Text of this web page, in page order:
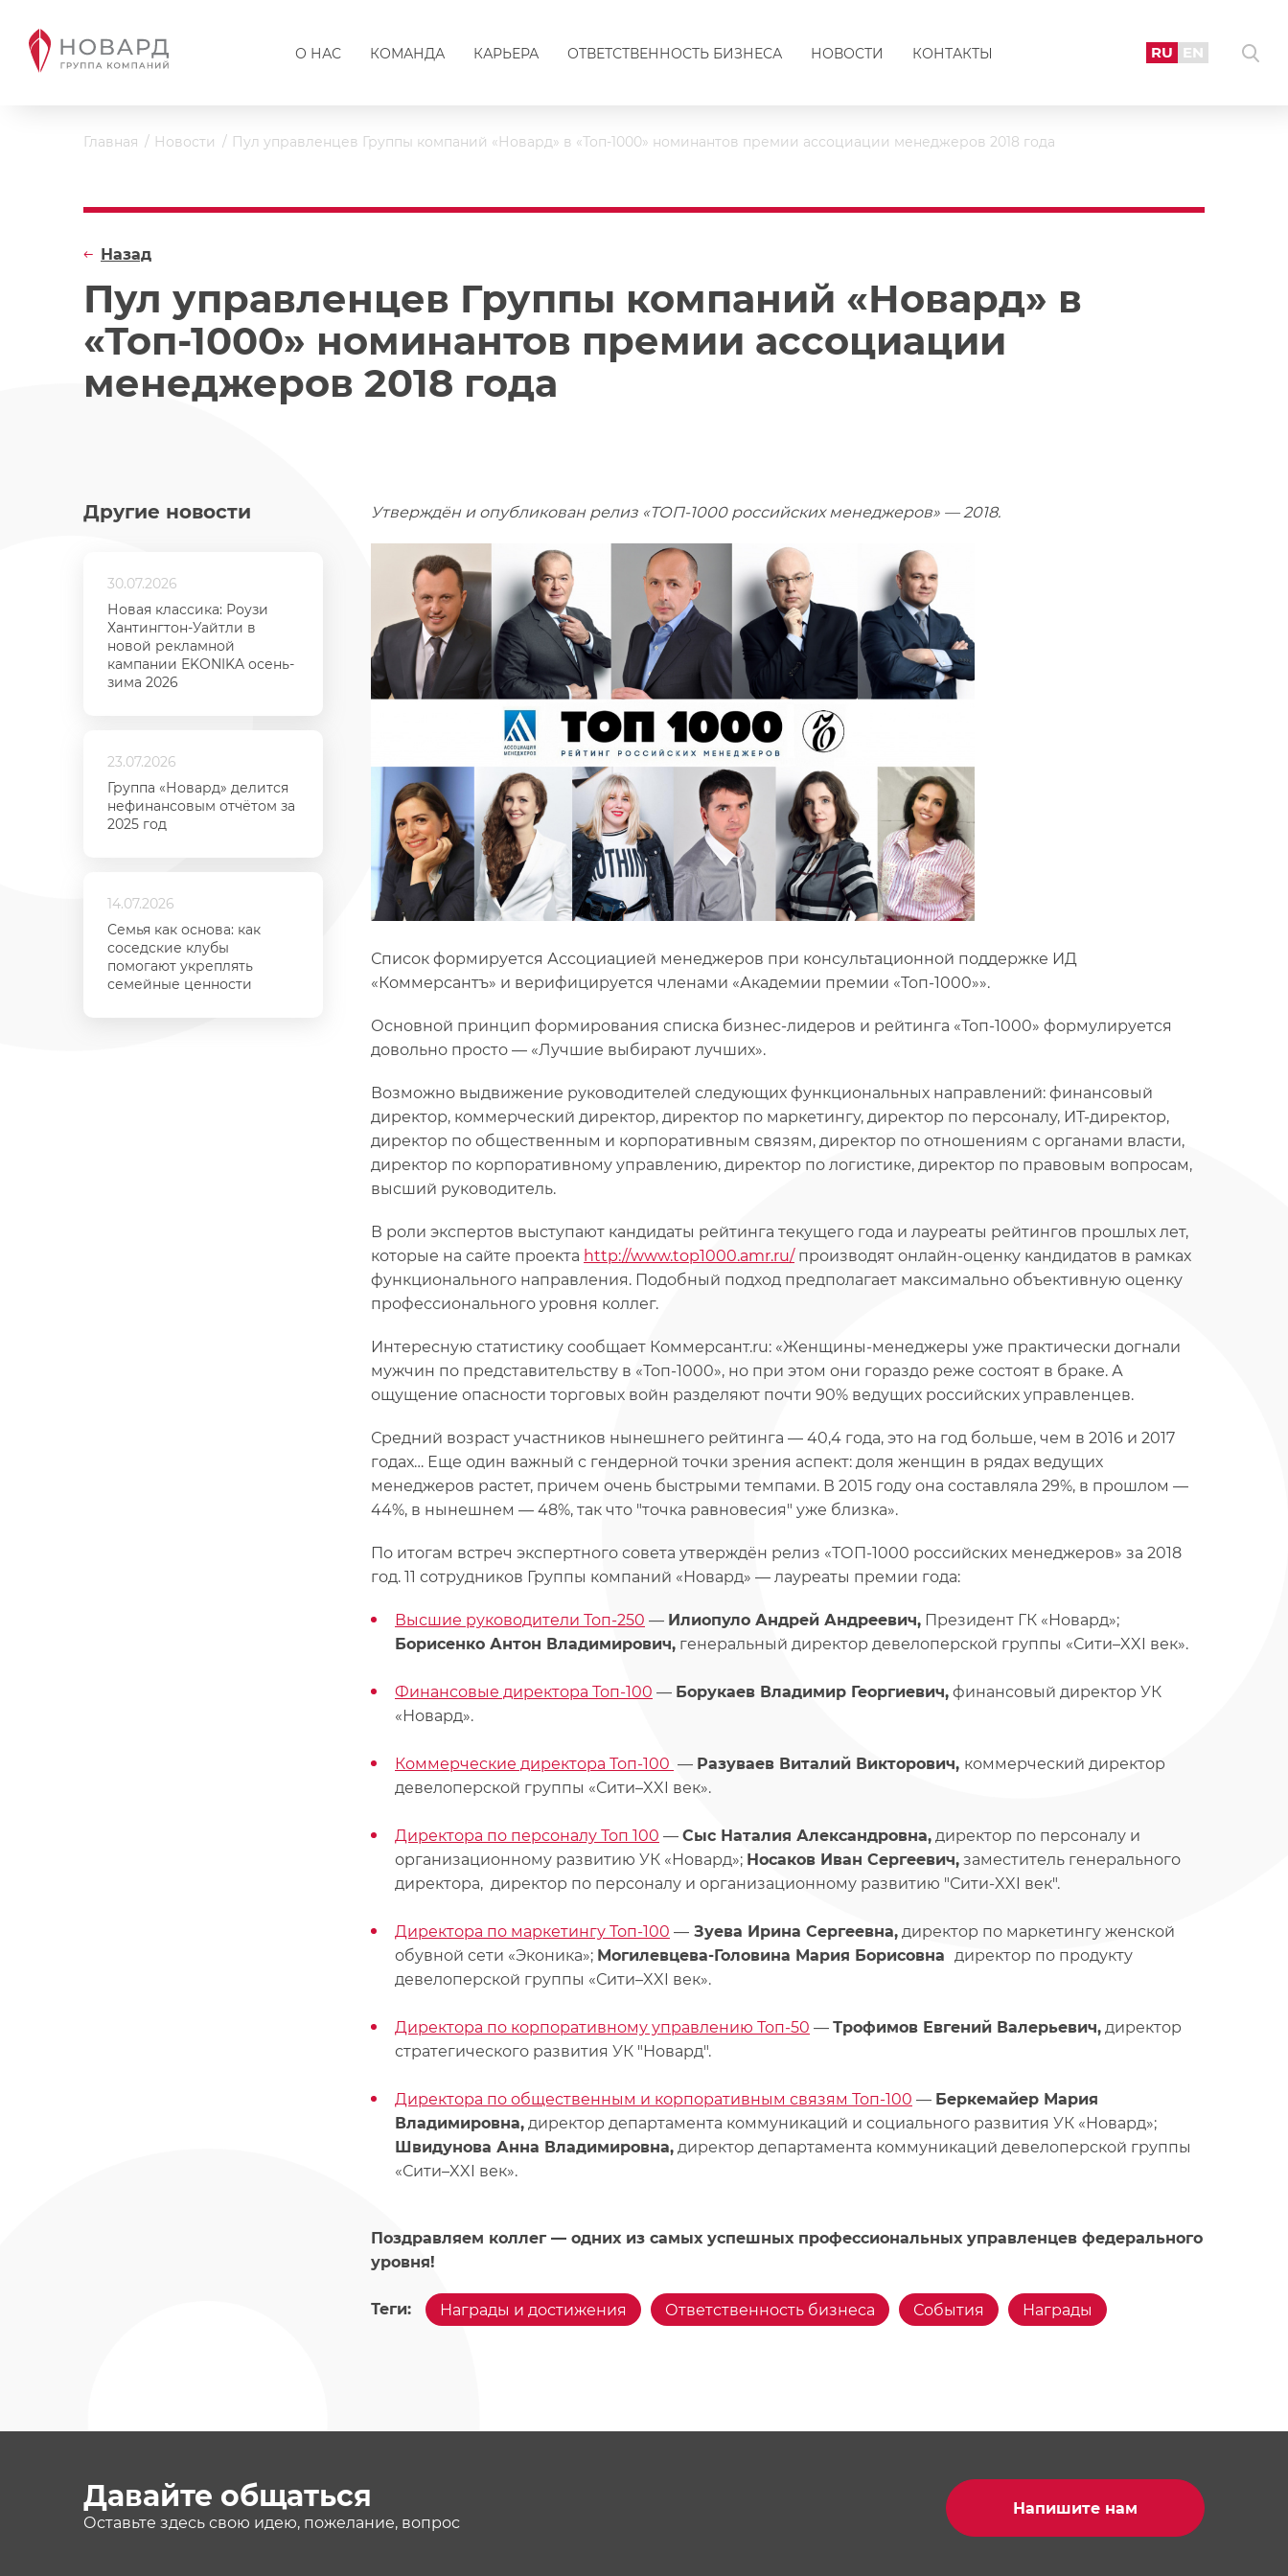
О НАС КОМАНДА КАРЬЕРА ОТВЕТСТВЕННОСТЬ БИЗНЕСА НОВОСТИ КОНТАКТЫ RU EN
Главная Новости Пул управленцев Группы компаний «Новард» в «Топ-1000» номинантов премии ассоциации менеджеров 2018 года
Пул управленцев Группы компаний «Новард» в
«Топ-1000» номинантов премии ассоциации
менеджеров 2018 года
Назад
Другие новости
30.07.2026
Новая классика: Роузи
Хантингтон-Уайтли в
новой рекламной
кампании EKONIKA осень-
зима 2026
23.07.2026
Группа «Новард» делится
нефинансовым отчётом за
2025 год
14.07.2026
Семья как основа: как
соседские клубы
помогают укреплять
семейные ценности
Утверждён и опубликован релиз «ТОП-1000 российских менеджеров» — 2018.
Список формируется Ассоциацией менеджеров при консультационной поддержке ИД
«Коммерсантъ» и верифицируется членами «Академии премии «Топ-1000»».
Основной принцип формирования списка бизнес-лидеров и рейтинга «Топ-1000» формулируется
довольно просто — «Лучшие выбирают лучших».
Возможно выдвижение руководителей следующих функциональных направлений: финансовый
директор, коммерческий директор, директор по маркетингу, директор по персоналу, ИТ-директор,
директор по общественным и корпоративным связям, директор по отношениям с органами власти,
директор по корпоративному управлению, директор по логистике, директор по правовым вопросам,
высший руководитель.
В роли экспертов выступают кандидаты рейтинга текущего года и лауреаты рейтингов прошлых лет,
которые на сайте проекта http://www.top1000.amr.ru/производят онлайн-оценку кандидатов в рамках
функционального направления. Подобный подход предполагает максимально объективную оценку
профессионального уровня коллег.
Интересную статистику сообщает Коммерсант.ru: «Женщины-менеджеры уже практически догнали
мужчин по представительству в «Топ-1000», но при этом они гораздо реже состоят в браке. А
ощущение опасности торговых войн разделяют почти 90% ведущих российских управленцев.
Средний возраст участников нынешнего рейтинга — 40,4 года, это на год больше, чем в 2016 и 2017
годах… Еще один важный с гендерной точки зрения аспект: доля женщин в рядах ведущих
менеджеров растет, причем очень быстрыми темпами. В 2015 году она составляла 29%, в прошлом —
44%, в нынешнем — 48%, так что "точка равновесия" уже близка».
По итогам встреч экспертного совета утверждён релиз «ТОП-1000 российских менеджеров» за 2018
год. 11 сотрудников Группы компаний «Новард» — лауреаты премии года:
Высшие руководители Топ-250 — Илиопуло Андрей Андреевич, Президент ГК «Новард»;
Борисенко Антон Владимирович, генеральный директор девелоперской группы «Сити–XXI век».
Финансовые директора Топ-100 — Борукаев Владимир Георгиевич, финансовый директор УК
«Новард».
Коммерческие директора Топ-100 — Разуваев Виталий Викторович, коммерческий директор
девелоперской группы «Сити–XXI век».
Директора по персоналу Топ 100 — Сыс Наталия Александровна, директор по персоналу и
организационному развитию УК «Новард»; Носаков Иван Сергеевич, заместитель генерального
директора, директор по персоналу и организационному развитию "Сити-XXI век".
Директора по маркетингу Топ-100 — Зуева Ирина Сергеевна, директор по маркетингу женской
обувной сети «Эконика»; Могилевцева-Головина Мария Борисовна директор по продукту
девелоперской группы «Сити–XXI век».
Директора по корпоративному управлению Топ-50 — Трофимов Евгений Валерьевич, директор
стратегического развития УК "Новард".
Директора по общественным и корпоративным связям Топ-100 — Беркемайер Мария
Владимировна, директор департамента коммуникаций и социального развития УК «Новард»;
Швидунова Анна Владимировна, директор департамента коммуникаций девелоперской группы
«Сити–XXI век».
Поздравляем коллег — одних из самых успешных профессиональных управленцев федерального
уровня!
Теги: Награды и достижения Ответственность бизнеса События Награды
Давайте общаться
Оставьте здесь свою идею, пожелание, вопрос
Напишите нам